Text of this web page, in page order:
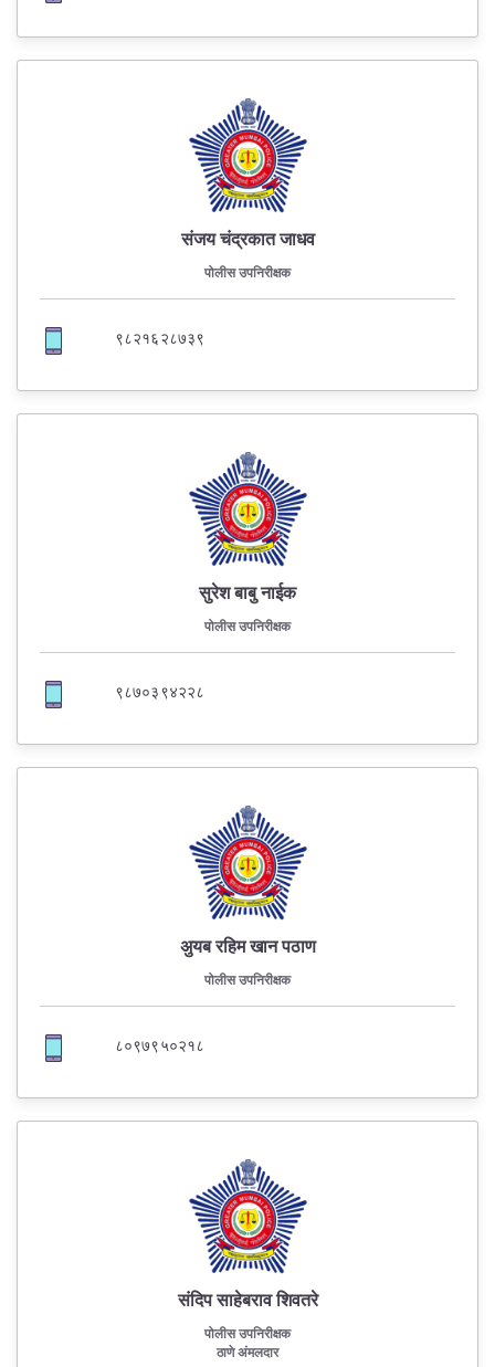
संजय चंद्रकात जाधव
पोलीस उपनिरीक्षक
९८२१६२८७३९
सुरेश बाबु नाईक
पोलीस उपनिरीक्षक
९८७०३९४२२८
अुयब रहिम खान पठाण
पोलीस उपनिरीक्षक
८०९७९५०२१८
संदिप साहेबराव शिवतरे
पोलीस उपनिरीक्षक
ठाणे अंमलदार